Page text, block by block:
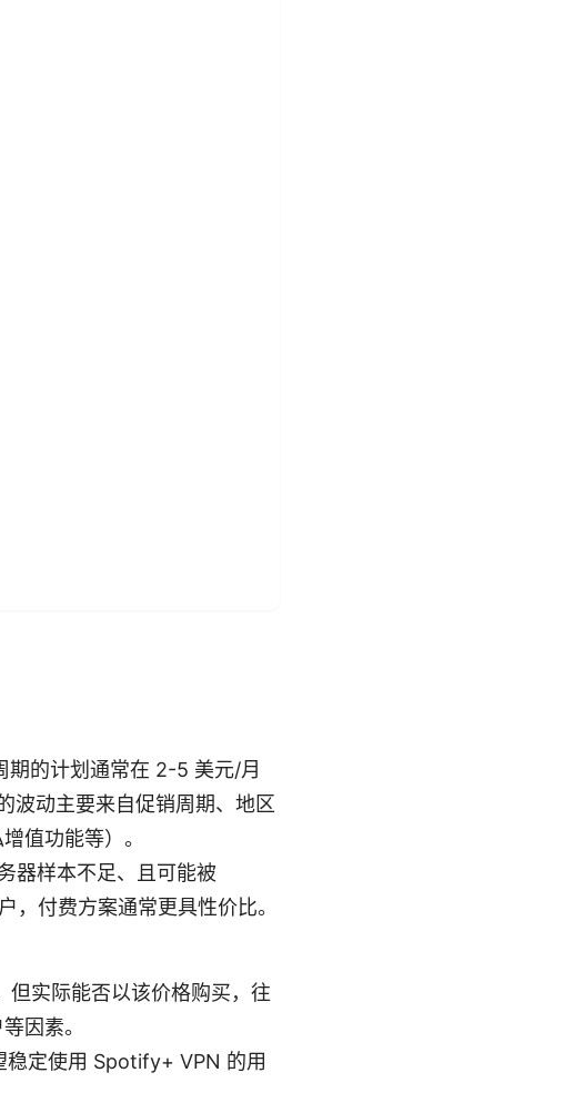
期的计划通常在 2-5 美元/月
波动主要来自促销周期、地区
值功能等）。
器样本不足、且可能被
付费方案通常更具性价比。
但实际能否以该价格购买，往
因素。
稳定使用 Spotify+ VPN 的用